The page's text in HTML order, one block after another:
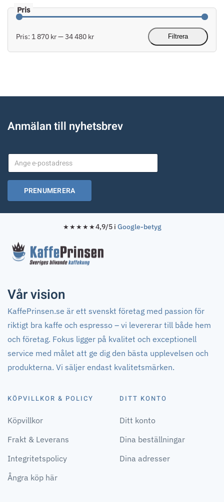
Filtrera
Pris: 1 870 kr—34 480 kr
Anmälan till nyhetsbrev
PRENUMERERA
★★★★★4,9/5 i Google-betyg
Vår vision
KaffePrinsen.se är ett svenskt företag med passion för
riktigt bra kaffe och espresso – vi levererar till både hem
och företag. Fokus ligger på kvalitet och exceptionell
service med målet att ge dig den bästa upplevelsen och
produkterna. Vi säljer endast kvalitetsmärken.
KÖPVILLKOR & POLICY
Köpvillkor
Frakt & Leverans
Integritetspolicy
Ångra köp här
DITT KONTO
Ditt konto
Dina beställningar
Dina adresser